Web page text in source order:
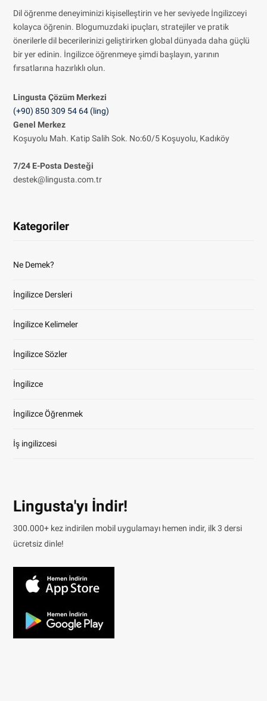
Dil öğrenme deneyiminizi kişiselleştirin ve her seviyede İngilizceyi
kolayca öğrenin. Blogumuzdaki ipuçları, stratejiler ve pratik
önerilerle dil becerilerinizi geliştirirken global dünyada daha güçlü
bir yer edinin. İngilizce öğrenmeye şimdi başlayın, yarının
fırsatlarına hazırlıklı olun.
Lingusta Çözüm Merkezi
(+90) 850 309 54 64 (ling)
Genel Merkez
Koşuyolu Mah. Katip Salih Sok. No:60/5 Koşuyolu, Kadıköy
7/24 E-Posta Desteği
destek@lingusta.com.tr
Kategoriler
Ne Demek?
İngilizce Dersleri
İngilizce Kelimeler
İngilizce Sözler
İngilizce
İngilizce Öğrenmek
İş ingilizcesi
Lingusta'yı İndir!
300.000+ kez indirilen mobil uygulamayı hemen indir, ilk 3 dersi
ücretsiz dinle!